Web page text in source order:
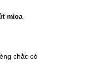
mica
chắc có